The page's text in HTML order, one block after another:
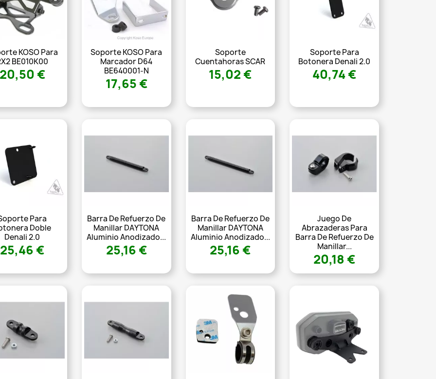
KOSO Para
BE010K00
€
Soporte KOSO Para
Marcador D64
BE640001-N
17,65 €
Soporte
Cuentahoras SCAR
15,02 €
Soporte Para
Botonera Denali 2.0
40,74 €
Para
Doble
Denali 2.0
25,46 €
Barra De Refuerzo De
Manillar DAYTONA
Aluminio Anodizado...
25,16 €
Barra De Refuerzo De
Manillar DAYTONA
Aluminio Anodizado...
25,16 €
Juego De
Abrazaderas Para
Barra De Refuerzo De
Manillar...
20,18 €